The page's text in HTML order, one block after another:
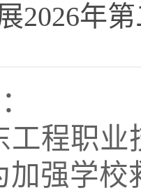
2026年
：
工程职业
加强学校